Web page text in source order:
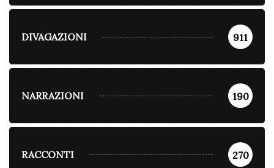
DIVAGAZIONI 911
NARRAZIONI 190
RACCONTI 270